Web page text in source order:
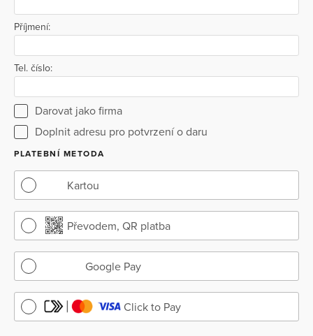
Příjmení:
Tel. číslo:
Darovat jako firma
Doplnit adresu pro potvrzení o daru
PLATEBNÍ METODA
Kartou
Převodem, QR platba
Google Pay
Click to Pay